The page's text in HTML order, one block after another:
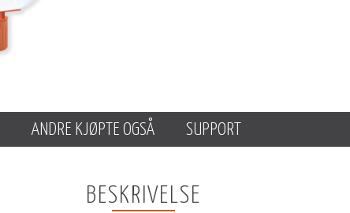
ANDRE KJØPTE OGSÅ SUPPORT
BESKRIVELSE